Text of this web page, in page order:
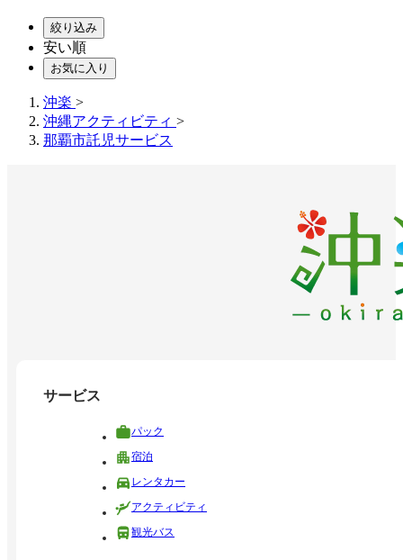
絞り込み
安い順
お気に入り
沖楽 >
沖縄アクティビティ >
那覇市託児サービス
サービス
パック
宿泊
レンタカー
アクティビティ
観光バス